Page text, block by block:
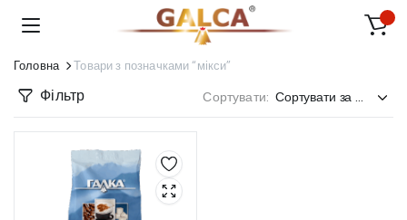
Головна Товари з позначками “мікси”
Фільтр Сортувати: